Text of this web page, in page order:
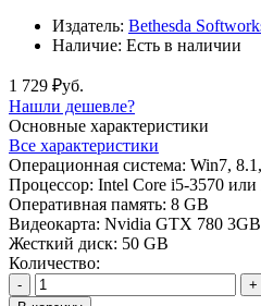
Издатель: Bethesda
Наличие: Есть в наличии
1 729 ₽уб.
Нашли дешевле?
Основные характеристики
Все характеристики
Операционная система: Win7,
Процессор: Intel Core i5-3570
Оперативная память: 8 GB
Видеокарта: Nvidia GTX 780
Жесткий диск: 50 GB
Количество:
-
+